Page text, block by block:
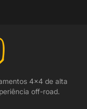
4x4 de alta
off-road.